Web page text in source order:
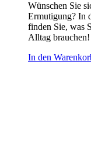
Wünschen Sie
Ermutigung? In
finden Sie, was
Alltag brauchen!
In den